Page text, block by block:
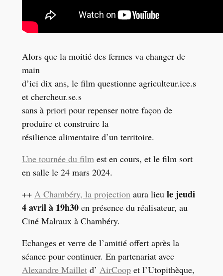
Alors que la moitié des fermes va changer de
main
d’ici dix ans, le film questionne agriculteur.ice.s
et chercheur.se.s
sans à priori pour repenser notre façon de
produire et construire la
résilience alimentaire d’un territoire.
Une tournée du filmest en cours, et le film sort
en salle le 24 mars 2024.
++ A Chambéry, la projectionaura lieu le jeudi
4 avril à 19h30 en présence du réalisateur, au
Ciné Malraux à Chambéry.
Echanges et verre de l’amitié offert après la
séance pour continuer. En partenariat avec
Alexandre Mailletd’ AirCoopet l’Utopithèque,